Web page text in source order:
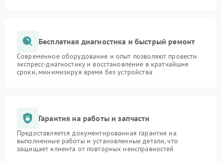
Бесплатная диагностика и быстрый ремонт
Современное оборудование и опыт позволяют провести
экспресс-диагностику и восстановление в кратчайшие
сроки, минимизируя время без устройства
Гарантия на работы и запчасти
Предоставляется документированная гарантия на
выполненные работы и установленные детали, что
защищает клиента от повторных неисправностей